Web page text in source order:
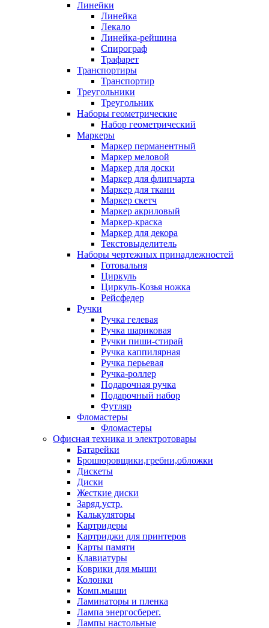
Линейки
Линейка
Лекало
Линейка-рейшина
Спирограф
Трафарет
Транспортиры
Транспортир
Треугольники
Треугольник
Наборы геометрические
Набор геометрический
Маркеры
Маркер перманентный
Маркер меловой
Маркер для доски
Маркер для флипчарта
Маркер для ткани
Маркер скетч
Маркер акриловый
Маркер-краска
Маркер для декора
Текстовыделитель
Наборы чертежных принадлежностей
Готовальня
Циркуль
Циркуль-Козья ножка
Рейсфедер
Ручки
Ручка гелевая
Ручка шариковая
Ручки пиши-стирай
Ручка каппилярная
Ручка перьевая
Ручка-роллер
Подарочная ручка
Подарочный набор
Футляр
Фломастеры
Фломастеры
Офисная техника и электротовары
Батарейки
Брошюровщики,гребни,обложки
Дискеты
Диски
Жесткие диски
Заряд.устр.
Калькуляторы
Картридеры
Картриджи для принтеров
Карты памяти
Клавиатуры
Коврики для мыши
Колонки
Комп.мыши
Ламинаторы и пленка
Лампа энергосберег.
Лампы настольные